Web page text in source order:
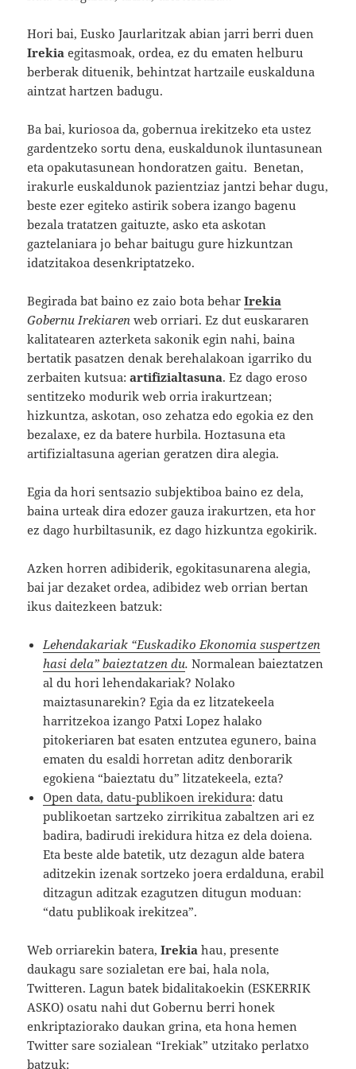
Hori bai, Eusko Jaurlaritzak abian jarri berri duen
Irekia egitasmoak, ordea, ez du ematen helburu
berberak dituenik, behintzat hartzaile euskalduna
aintzat hartzen badugu.
Ba bai, kuriosoa da, gobernua irekitzeko eta ustez
gardentzeko sortu dena, euskaldunok iluntasunean
eta opakutasunean hondoratzen gaitu. Benetan,
irakurle euskaldunok pazientziaz jantzi behar dugu,
beste ezer egiteko astirik sobera izango bagenu
bezala tratatzen gaituzte, asko eta askotan
gaztelaniara jo behar baitugu gure hizkuntzan
idatzitakoa desenkriptatzeko.
Begirada bat baino ez zaio bota beharIrekia
Gobernu Irekiaren web orriari. Ez dut euskararen
kalitatearen azterketa sakonik egin nahi, baina
bertatik pasatzen denak berehalakoan igarriko du
zerbaiten kutsua: artifizialtasuna. Ez dago eroso
sentitzeko modurik web orria irakurtzean;
hizkuntza, askotan, oso zehatza edo egokia ez den
bezalaxe, ez da batere hurbila. Hoztasuna eta
artifizialtasuna agerian geratzen dira alegia.
Egia da hori sentsazio subjektiboa baino ez dela,
baina urteak dira edozer gauza irakurtzen, eta hor
ez dago hurbiltasunik, ez dago hizkuntza egokirik.
Azken horren adibiderik, egokitasunarena alegia,
bai jar dezaket ordea, adibidez web orrian bertan
ikus daitezkeen batzuk:
Lehendakariak “Euskadiko Ekonomia suspertzen
hasi dela” baieztatzen du.Normalean baieztatzen
al du hori lehendakariak? Nolako
maiztasunarekin? Egia da ez litzatekeela
harritzekoa izango Patxi Lopez halako
pitokeriaren bat esaten entzutea egunero, baina
ematen du esaldi horretan aditz denborarik
egokiena “baieztatu du” litzatekeela, ezta?
Open data, datu-publikoen irekidura: datu
publikoetan sartzeko zirrikitua zabaltzen ari ez
badira, badirudi irekidura hitza ez dela doiena.
Eta beste alde batetik, utz dezagun alde batera
aditzekin izenak sortzeko joera erdalduna, erabil
ditzagun aditzak ezagutzen ditugun moduan:
“datu publikoak irekitzea”.
Web orriarekin batera,Irekia hau, presente
daukagu sare sozialetan ere bai, hala nola,
Twitteren. Lagun batek bidalitakoekin (ESKERRIK
ASKO) osatu nahi dut Gobernu berri honek
enkriptaziorako daukan grina, eta hona hemen
Twitter sare sozialean “Irekiak” utzitako perlatxo
batzuk: